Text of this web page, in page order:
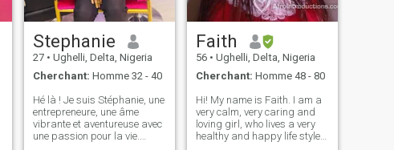
Stephanie
27 • Ughelli, Delta, Nigeria
Cherchant: Homme 32 - 40
Hé là ! Je suis Stéphanie, une
entrepreneure, une âme
vibrante et aventureuse avec
une passion pour la vie.
Faith
56 • Ughelli, Delta, Nigeria
Cherchant: Homme 48 - 80
Hi! My name is Faith. I am a
very calm, very caring and
loving girl, who lives a very
healthy and happy life style. I